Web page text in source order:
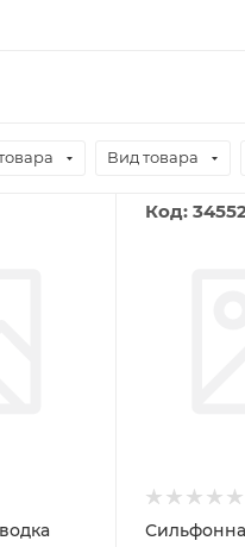
Вид товара
Код: